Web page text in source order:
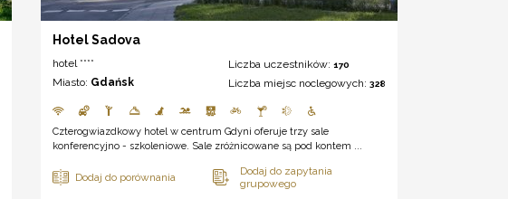
Hotel Sadova
hotel ****
Miasto: Gdańsk
Liczba uczestników: 170
Liczba miejsc noclegowych: 328
Czterogwiazdkowy hotel w centrum Gdyni oferuje trzy sale
konferencyjno - szkoleniowe. Sale zróżnicowane są pod kontem ...